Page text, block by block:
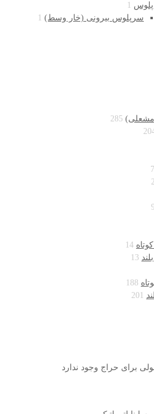
1
سرپلوس بیرونی (خار وسط) 1
285
7
14
13
188
201
برای حراج وجود ندارد